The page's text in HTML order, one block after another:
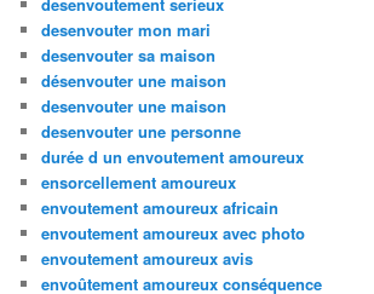
desenvouter mon mari
desenvouter sa maison
désenvouter une maison
desenvouter une maison
desenvouter une personne
durée d un envoutement amoureux
ensorcellement amoureux
envoutement amoureux africain
envoutement amoureux avec photo
envoutement amoureux avis
envoûtement amoureux conséquence